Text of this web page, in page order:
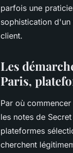
parfois une
sophistication
client.
Les
Paris,
Par où
les notes de
plateformes
cherchent